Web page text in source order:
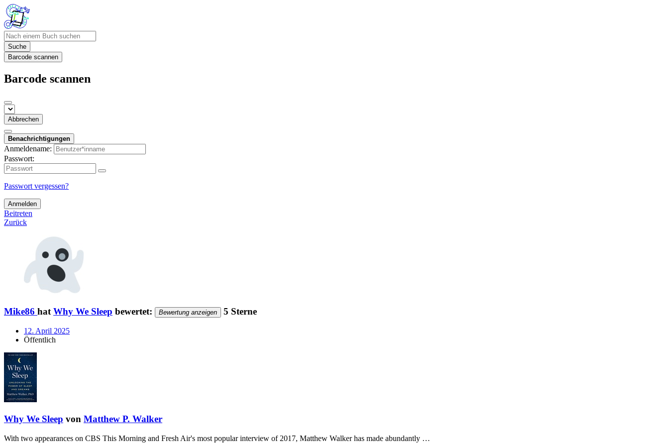
Suche
Barcode scannen
Barcode scannen
Abbrechen
Benachrichtigungen
Anmeldename:
Passwort:
Passwort vergessen?
Anmelden
Beitreten
Zurück
Mike86 hat Why We Sleep bewertet: Bewertung anzeigen 5 Sterne
12. April 2025
Öffentlich
Why We Sleep von Matthew P. Walker
With two appearances on CBS This Morning and Fresh Air's most popular interview of 2017, Matthew Walker has made abundantly …